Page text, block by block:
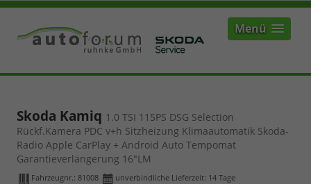
Menü
Skoda Kamiq 1.0 TSI 115PS DSG Selection
Rückf.Kamera PDC v+h Sitzheizung Klimaautomatik Skoda-
Radio Apple CarPlay + Android Auto Tempomat
Garantieverlängerung 16"LM
Fahrzeugnr.: 81008 unverbindliche Lieferzeit: 14 Tage